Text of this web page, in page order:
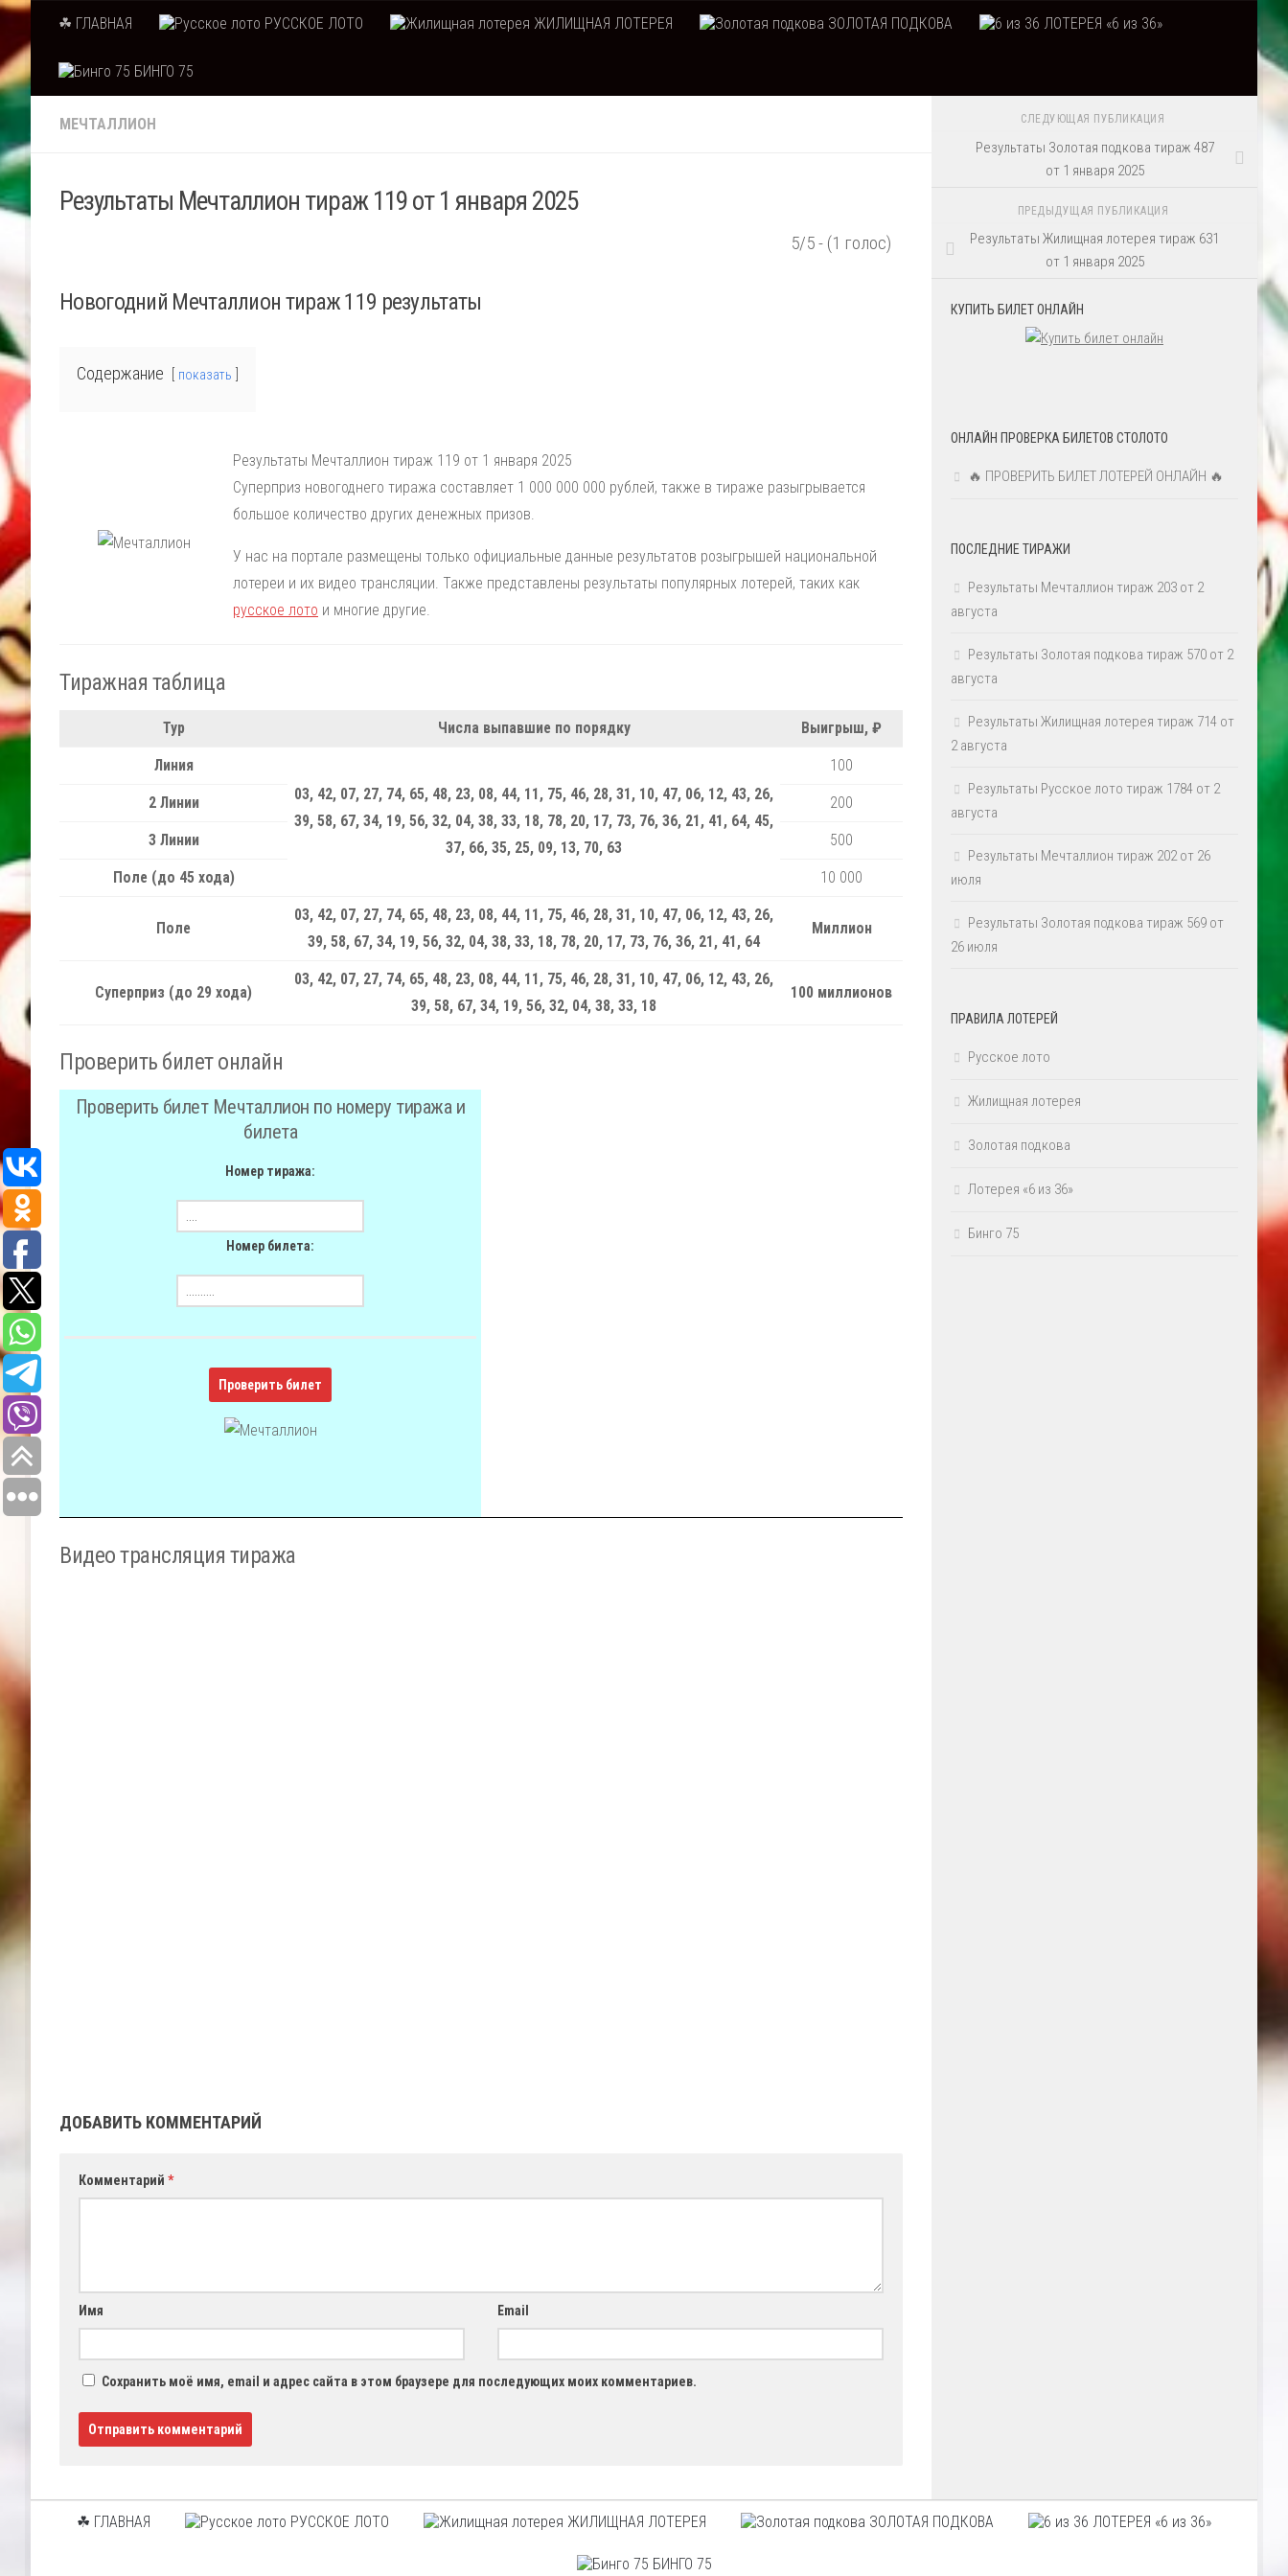
Skip to content
☘ ГЛАВНАЯ РУССКОЕ ЛОТО ЖИЛИЩНАЯ ЛОТЕРЕЯ ЗОЛОТАЯ ПОДКОВА ЛОТЕРЕЯ «6 из 36»
БИНГО 75
МЕЧТАЛЛИОН
Результаты Мечталлион тираж 119 от 1 января 2025
5/5 - (1 голос)
Новогодний Мечталлион тираж 119 результаты
Содержание показать
Результаты Мечталлион тираж 119 от 1 января 2025
Суперприз новогоднего тиража составляет 1 000 000 000 рублей, также в тираже разыгрывается
большое количество других денежных призов.
У нас на портале размещены только официальные данные результатов розыгрышей национальной
лотереи и их видео трансляции. Также представлены результаты популярных лотерей, таких как
русское лото и многие другие.
Тиражная таблица
Тур Числа выпавшие по порядку Выигрыш, ₽
Линия
03, 42, 07, 27, 74, 65, 48, 23, 08, 44, 11, 75, 46, 28, 31, 10, 47, 06, 12, 43, 26,
39, 58, 67, 34, 19, 56, 32, 04, 38, 33, 18, 78, 20, 17, 73, 76, 36, 21, 41, 64, 45,
37, 66, 35, 25, 09, 13, 70, 63
100
2 Линии 200
3 Линии 500
Поле (до 45 хода) 10 000
Поле
03, 42, 07, 27, 74, 65, 48, 23, 08, 44, 11, 75, 46, 28, 31, 10, 47, 06, 12, 43, 26,
39, 58, 67, 34, 19, 56, 32, 04, 38, 33, 18, 78, 20, 17, 73, 76, 36, 21, 41, 64
Миллион
Суперприз (до 29 хода)
03, 42, 07, 27, 74, 65, 48, 23, 08, 44, 11, 75, 46, 28, 31, 10, 47, 06, 12, 43, 26,
39, 58, 67, 34, 19, 56, 32, 04, 38, 33, 18
100 миллионов
Проверить билет онлайн
Проверить билет Мечталлион по номеру тиража и
билета
Номер тиража:
Номер билета:
Проверить билет
Видео трансляция тиража
ДОБАВИТЬ КОММЕНТАРИЙ
Комментарий *
Имя Email
Сохранить моё имя, email и адрес сайта в этом браузере для последующих моих комментариев.
СЛЕДУЮЩАЯ ПУБЛИКАЦИЯ
Результаты Золотая подкова тираж 487
от 1 января 2025
ПРЕДЫДУЩАЯ ПУБЛИКАЦИЯ
Результаты Жилищная лотерея тираж 631
от 1 января 2025
КУПИТЬ БИЛЕТ ОНЛАЙН
ОНЛАЙН ПРОВЕРКА БИЛЕТОВ СТОЛОТО
🔥 ПРОВЕРИТЬ БИЛЕТ ЛОТЕРЕЙ ОНЛАЙН 🔥
ПОСЛЕДНИЕ ТИРАЖИ
Результаты Мечталлион тираж 203 от 2
августа
Результаты Золотая подкова тираж 570 от 2
августа
Результаты Жилищная лотерея тираж 714 от
2 августа
Результаты Русское лото тираж 1784 от 2
августа
Результаты Мечталлион тираж 202 от 26
июля
Результаты Золотая подкова тираж 569 от
26 июля
ПРАВИЛА ЛОТЕРЕЙ
Русское лото
Жилищная лотерея
Золотая подкова
Лотерея «6 из 36»
Бинго 75
☘ ГЛАВНАЯ РУССКОЕ ЛОТО ЖИЛИЩНАЯ ЛОТЕРЕЯ ЗОЛОТАЯ ПОДКОВА ЛОТЕРЕЯ «6 из 36»
БИНГО 75